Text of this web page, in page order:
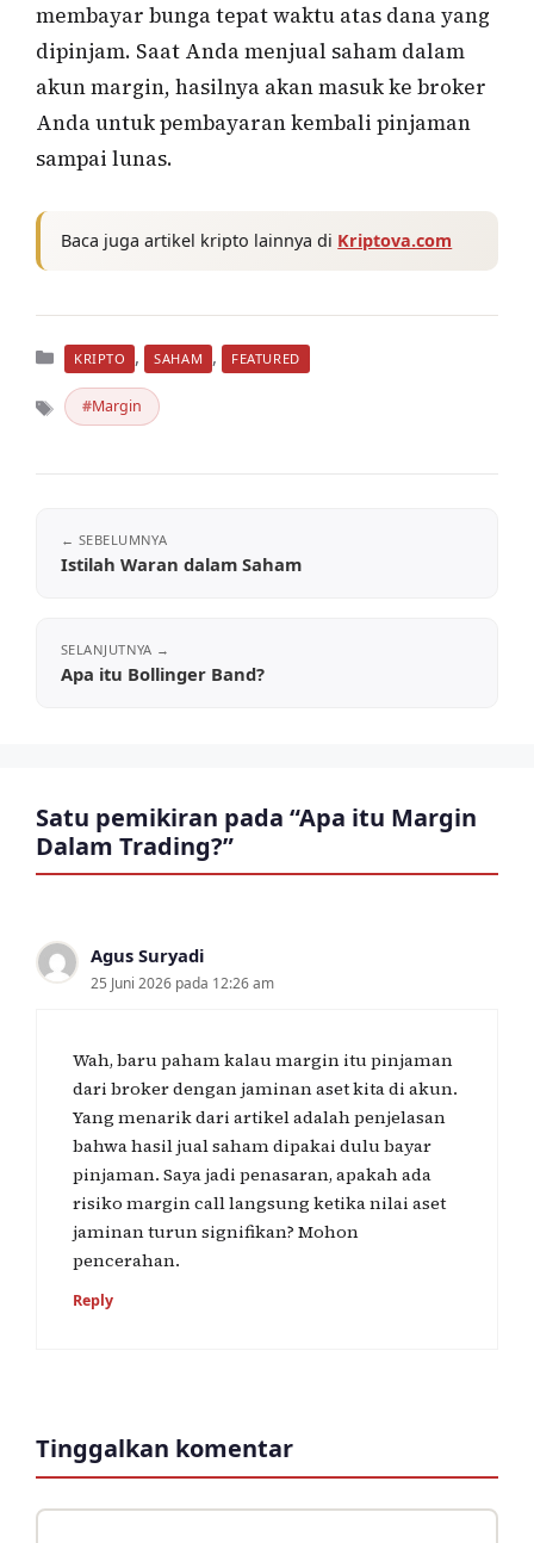
membayar bunga tepat waktu atas dana yang
dipinjam. Saat Anda menjual saham dalam
akun margin, hasilnya akan masuk ke broker
Anda untuk pembayaran kembali pinjaman
sampai lunas.
Baca juga artikel kripto lainnya di Kriptova.com
Kategori
KRIPTO , SAHAM , FEATURED
Tag Margin
Istilah Waran dalam Saham
Apa itu Bollinger Band?
Satu pemikiran pada “Apa itu Margin
Dalam Trading?”
Agus Suryadi
25 Juni 2026 pada 12:26 am
Wah, baru paham kalau margin itu pinjaman
dari broker dengan jaminan aset kita di akun.
Yang menarik dari artikel adalah penjelasan
bahwa hasil jual saham dipakai dulu bayar
pinjaman. Saya jadi penasaran, apakah ada
risiko margin call langsung ketika nilai aset
jaminan turun signifikan? Mohon
pencerahan.
Reply
Tinggalkan komentar
Komentar
Nama
Surel
Situs